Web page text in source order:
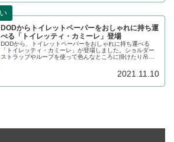
DODからトイレットペーパーをおしゃれに持ち運
べる「トイレッティ・カミーレ」登場
DODから、トイレットペーパーをおしゃれに持ち運べる
「トイレッティ・カミーレ」が登場しました。ショルダー
ストラップやループを使って色んなところに掛けたり吊る
2021.11.10